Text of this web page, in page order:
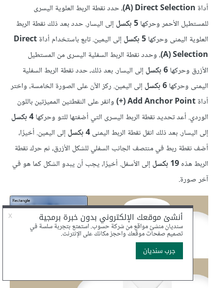
أداة Direct Selection ‏(A)
، حدد نقطة الربط العلوية اليسرى
للمستطيل الأحمر وحركها5 بكسل
إلى اليسار. حدد بعد ذلك نقطة الربط
العلوية اليمنى وحركها5 بكسل إلى اليمين. تابع باستخدام أداةDirect
Selection ‏(A)
، وحدد نقطة الربط السفلية اليسرى من المستطيل
الأزرق وحركها6 بكسل
إلى اليسار. بعد ذلك، حدد نقطة الربط السفلية
اليمنى وحركها6 بكسل
إلى اليمين. ركز الآن على الصورة الخامسة، واختر
أداةAdd Anchor Point (+)
وانقر على النقطتين المميزتين باللون
الوردي. أعد تحديد نقطة الربط اليسرى التي أضفتها للتو وحركها4 بكسل
إلى اليسار. بعد ذلك انقل نقطة الربط اليمنى4 بكسل
إلى اليمين. أخيرًا،
أضف نقطة ربط في منتصف الجانب السفلي للشكل الأزرق، ثم حرك نقطة
الربط هذه19 بكسل
إلى الأسفل. أخيرًا، يجب أن يبدو الشكل كما هو في
آخر صورة.